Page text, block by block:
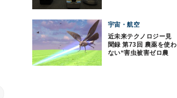
宇宙・航空
近未来テクノロジー見
聞録 第73回 農薬を使わ
ない“害虫被害ゼロ農